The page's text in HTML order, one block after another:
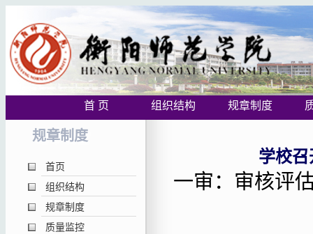
首 页 组织结构 规章制度
规章制度
首页
组织结构
规章制度
质量监控
学校
一审：审核评